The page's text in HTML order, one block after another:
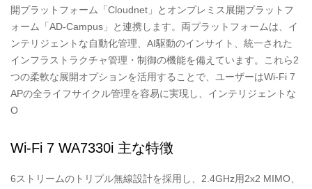
開プラットフォーム「Cloudnet」とオンプレミス展開プラットフ
ォーム「AD-Campus」と連携します。両プラットフォームは、イ
ンテリジェントな自動化管理、AI駆動のインサイト、統一された
インフラストラクチャ管理・制御の機能を備えています。これら2
つの柔軟な展開オプションを活用することで、ユーザーはWi-Fi 7
APの全ライフサイクル管理を容易に実現し、インテリジェントな
O
Wi-Fi 7 WA7330i 主な特徴
6ストリームのトリプル無線設計を採用し、2.4GHz用2x2 MIMO、